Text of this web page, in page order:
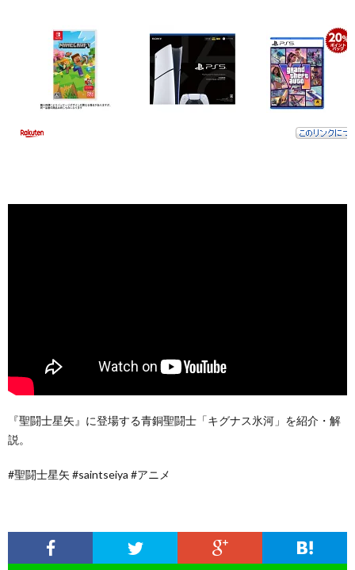
『聖闘士星矢』に登場する青銅聖闘士「キグナス氷河」を紹介・解
説。
#聖闘士星矢 #saintseiya #アニメ